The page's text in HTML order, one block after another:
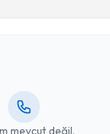
mevcut değil.